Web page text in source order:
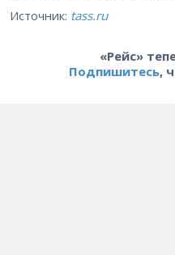
Источник: tass.ru
«Рейс»
Подпишитесь,